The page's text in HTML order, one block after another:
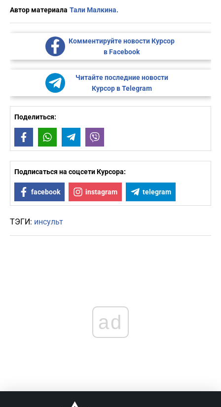
Автор материала Тали Малкина.
Комментируйте новости Курсор
в Facebook
Читайте последние новости
Курсор в Telegram
Поделиться:
FacebookWhatsAppTelegram
Подписаться на соцсети Курсора:
facebook instagram telegram
ТЭГИ: инсульт
ad